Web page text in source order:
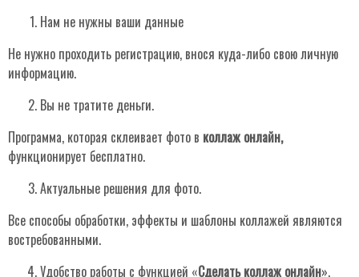
Нам не нужны ваши данные
Не нужно проходить регистрацию, внося куда-либо свою личную
информацию.
Вы не тратите деньги.
Программа, которая склеивает фото в коллаж онлайн,
функционирует бесплатно.
Актуальные решения для фото.
Все способы обработки, эффекты и шаблоны коллажей являются
востребованными.
Удобство работы с функцией «Сделать коллаж онлайн».